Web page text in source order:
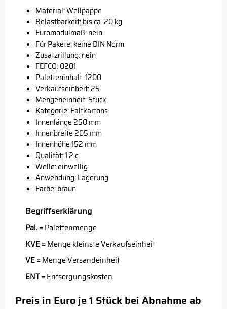
Material: Wellpappe
Belastbarkeit: bis ca. 20 kg
Euromodulmaß: nein
Für Pakete: keine DIN Norm
Zusatzrillung: nein
FEFCO: 0201
Paletteninhalt: 1200
Verkaufseinheit: 25
Mengeneinheit: Stück
Kategorie: Faltkartons
Innenlänge 250 mm
Innenbreite 205 mm
Innenhöhe 152 mm
Qualität: 1.2 c
Welle: einwellig
Anwendung: Lagerung
Farbe: braun
Begriffserklärung
Pal. =Palettenmenge
KVE =Menge kleinste Verkaufseinheit
VE =Menge Versandeinheit
ENT =Entsorgungskosten
Preis in Euro je 1 Stück bei Abnahme ab